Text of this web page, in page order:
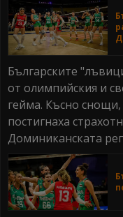
Българските
от олимпийския и
гейма. Късно
постигнаха
Доминиканската